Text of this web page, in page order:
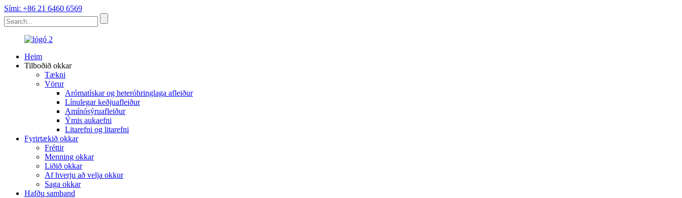
Sími: +86 21 6460 6569
Heim
Tilboðið okkar
Tækni
Vörur
Arómatískar og heteróhringlaga afleiður
Línulegar keðjuafleiður
Amínósýruafleiður
Ýmis aukaefni
Litarefni og litarefni
Fyrirtækið okkar
Fréttir
Menning okkar
Liðið okkar
Af hverju að velja okkur
Saga okkar
Hafðu samband